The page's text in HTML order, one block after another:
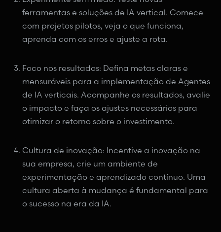
ferramentas e soluções de IA vertical. Comece
com projetos pilotos, veja o que funciona,
aprenda com os erros e ajuste a rota.
Foco nos resultados: Defina metas claras e
mensuráveis para a implementação de Agentes
de IA verticais. Acompanhe os resultados, avalie
o impacto e faça os ajustes necessários para
otimizar o retorno sobre o investimento.
Cultura de inovação: Incentive a inovação na
sua empresa, crie um ambiente de
experimentação e aprendizado contínuo. Uma
cultura aberta à mudança é fundamental para
o sucesso na era da IA.